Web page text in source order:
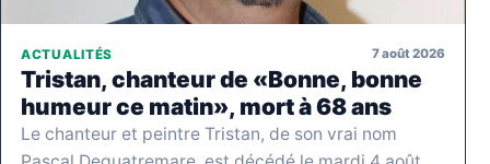
ACTUALITÉS 7 août 2026
Tristan, chanteur de «Bonne, bonne
humeur ce matin», mort à 68 ans
Le chanteur et peintre Tristan, de son vrai nom